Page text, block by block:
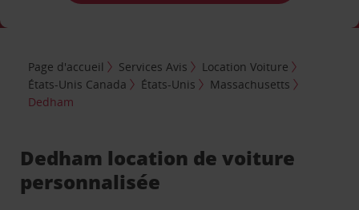
Page d'accueil Services Avis
Location Voiture
États-Unis Canada
États-Unis
Massachusetts
Dedham
Dedham location de voiture
personnalisée